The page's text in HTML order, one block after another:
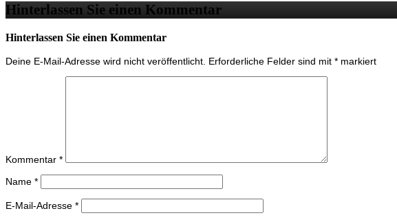
Hinterlassen Sie einen Kommentar
Hinterlassen Sie einen Kommentar
Deine E-Mail-Adresse wird nicht veröffentlicht. Erforderliche Felder sind mit * markiert
Kommentar *
Name *
E-Mail-Adresse *